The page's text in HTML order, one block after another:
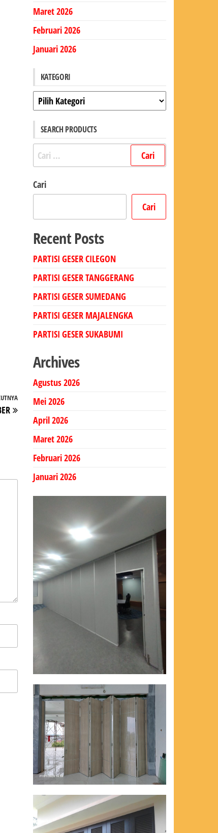
Pos
Berikutnya
Maret 2026
Februari 2026
Januari 2026
KATEGORI
Kategori
SEARCH PRODUCTS
Cari
untuk:
Cari
Cari
Recent Posts
PARTISI GESER CILEGON
PARTISI GESER TANGGERANG
PARTISI GESER SUMEDANG
PARTISI GESER MAJALENGKA
PARTISI GESER SUKABUMI
Archives
Agustus 2026
Mei 2026
April 2026
Maret 2026
Februari 2026
Januari 2026